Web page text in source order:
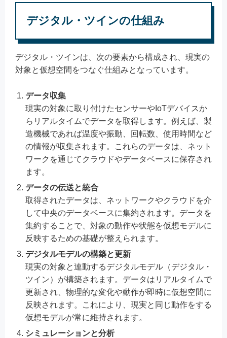
デジタル・ツインの仕組み
デジタル・ツインは、次の要素から構成され、現実の
対象と仮想空間をつなぐ仕組みとなっています。
データ収集
現実の対象に取り付けたセンサーやIoTデバイスか
らリアルタイムでデータを取得します。例えば、製
造機械であれば温度や振動、回転数、使用時間など
の情報が収集されます。これらのデータは、ネット
ワークを通じてクラウドやデータベースに保存され
ます。
データの伝送と統合
取得されたデータは、ネットワークやクラウドを介
して中央のデータベースに集約されます。データを
集約することで、対象の動作や状態を仮想モデルに
反映するための基礎が整えられます。
デジタルモデルの構築と更新
現実の対象と連動するデジタルモデル（デジタル・
ツイン）が構築されます。データはリアルタイムで
更新され、物理的な変化や動作が即時に仮想空間に
反映されます。これにより、現実と同じ動作をする
仮想モデルが常に維持されます。
シミュレーションと分析